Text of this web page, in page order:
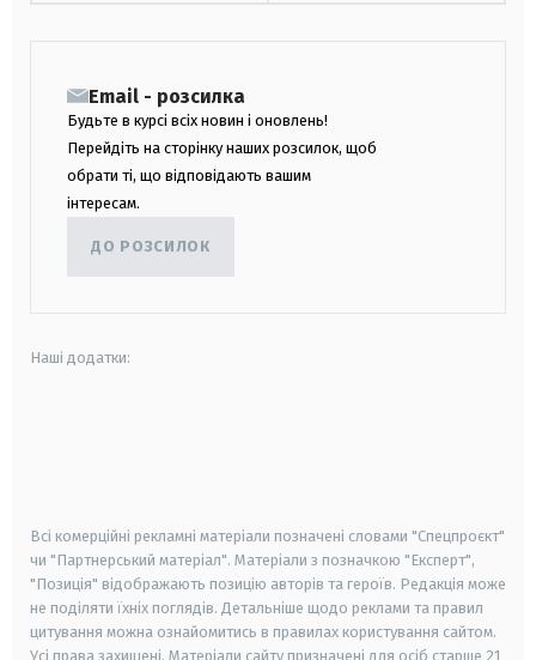
Email - розсилка
Будьте в курсі всіх новин і оновлень!
Перейдіть на сторінку наших розсилок, щоб
обрати ті, що відповідають вашим
інтересам.
ДО РОЗСИЛОК
Наші додатки:
Всі комерційні рекламні матеріали позначені словами "Спецпроєкт"
чи "Партнерський матеріал". Матеріали з позначкою "Експерт",
"Позиція" відображають позицію авторів та героїв. Редакція може
не поділяти їхніх поглядів. Детальніше щодо реклами та правил
цитування можна ознайомитись в правилах користування сайтом.
Усі права захищені. Матеріали сайту призначені для осіб старше 21